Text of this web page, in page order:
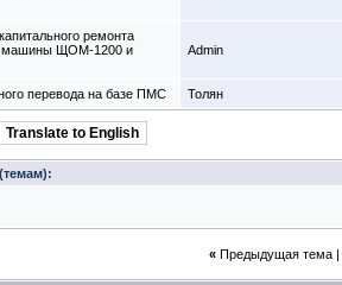
ремонта
машины ЩОМ-1200 и
Admin
перевода на базе ПМС Толян
Translate to English
« Предыдущая тема|